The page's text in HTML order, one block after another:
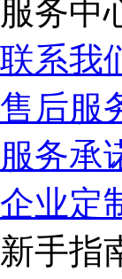
服务中
联系我
售后服
服务承
企业定
新手指